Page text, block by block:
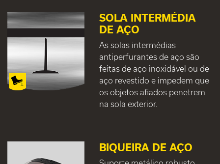
SOLA INTERMÉDIA
DE AÇO
As solas intermédias
antiperfurantes de aço são
feitas de aço inoxidável ou de
aço revestido e impedem que
os objetos afiados penetrem
na sola exterior.
BIQUEIRA DE AÇO